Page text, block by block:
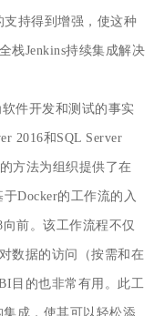
支持得到增强，使这种
栈Jenkins持续集成解决
件开发和测试的事实
2016和SQL Server
方法为组织提供了在
于Docker的工作流的入
前。该工作流程不仅
数据的访问（按需和在
目的也非常有用。此工
成，使其可以轻松添